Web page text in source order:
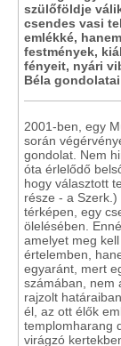
szülőföldje
csendes vasi
emlékké,
festmények,
fényeit, nyári
Béla
2001-ben, egy
során
gondolat. Nem
óta érlelődő
hogy választott
része - a
térképen, egy
ölelésében.
amelyet meg
értelemben,
egyaránt, mert
számában, nem
rajzolt
él, az ott élők
templomharang
virágzó